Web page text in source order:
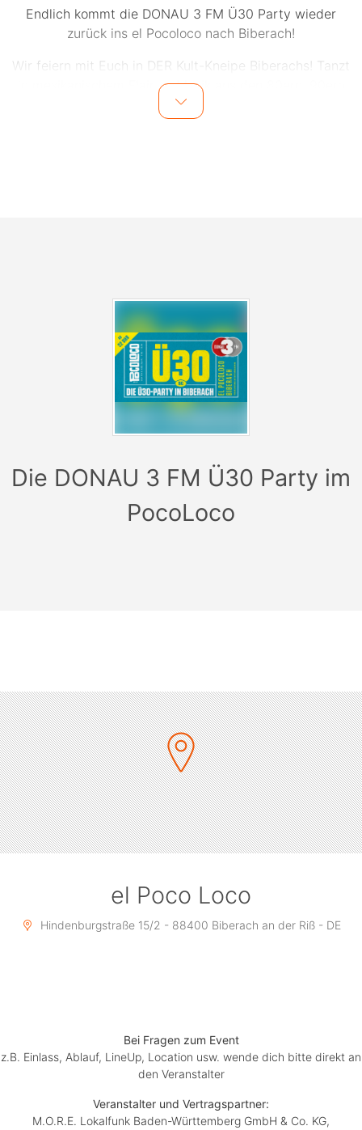
Endlich kommt die DONAU 3 FM Ü30 Party wieder
zurück ins el Pocoloco nach Biberach!
Wir feiern mit Euch in DER Kult-Kneipe Biberachs! Tanzt
in mexikanischem Flair zu Musik aus den 80ern, 90ern
und natürlich zu den Hits von Heute!
Die DONAU 3 FM Ü30 Party im
PocoLoco
el Poco Loco
Hindenburgstraße 15/2 - 88400 Biberach an der Riß - DE
Bei Fragen zum Event
z.B. Einlass, Ablauf, LineUp, Location usw. wende dich bitte direkt an
den Veranstalter
Veranstalter und Vertragspartner:
M.O.R.E. Lokalfunk Baden-Württemberg GmbH & Co. KG,